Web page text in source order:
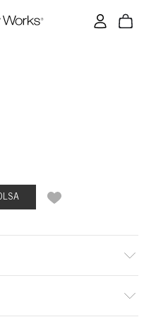
el dulce aroma del jugo de piña
las palmeras.